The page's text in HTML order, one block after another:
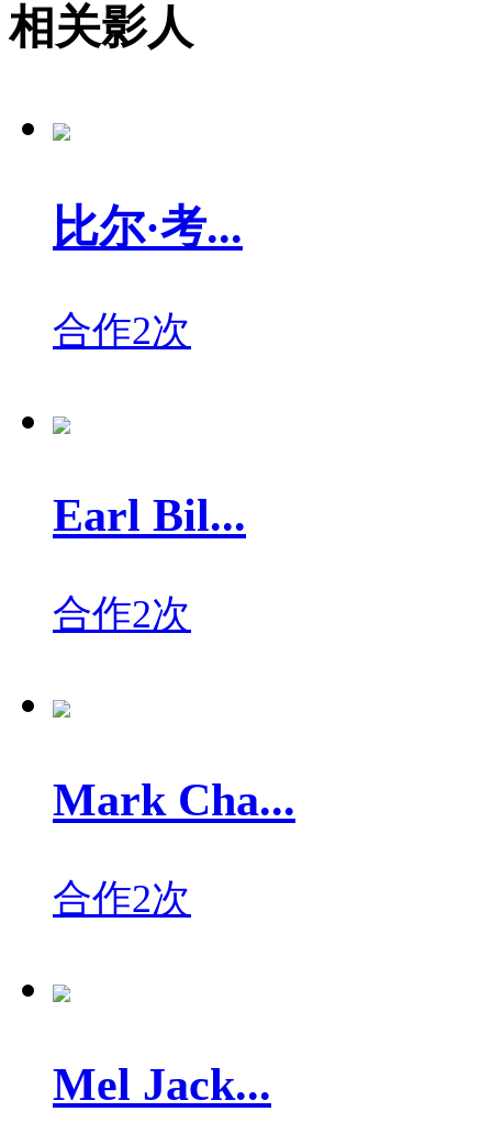
相关影人
比尔·考...
合作2次
Earl Bil...
合作2次
Mark Cha...
合作2次
Mel Jack...